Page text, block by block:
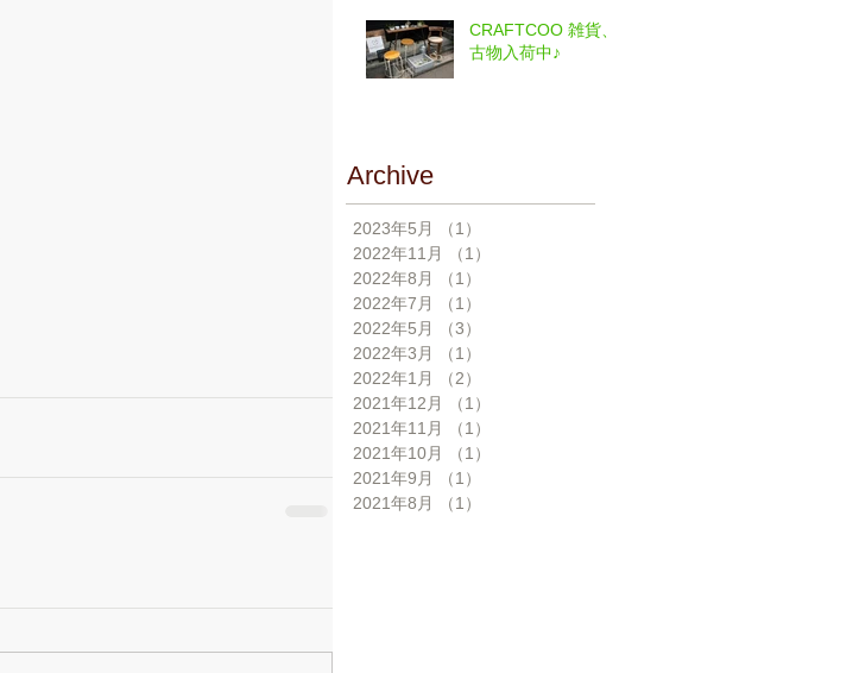
CRAFTCOO 雑貨、
古物入荷中♪
Archive
2023年5月 （1）
2022年11月
（1）
2022年8月
（1）
2022年7月
（1）
2022年5月
（3）
2022年3月
（1）
2022年1月
（2）
2021年12月
（1）
2021年11月
（1）
2021年10月
（1）
2021年9月
（1）
2021年8月
（1）